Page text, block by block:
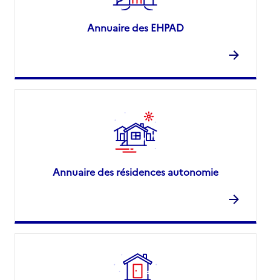
Annuaire des EHPAD
Annuaire des résidences autonomie